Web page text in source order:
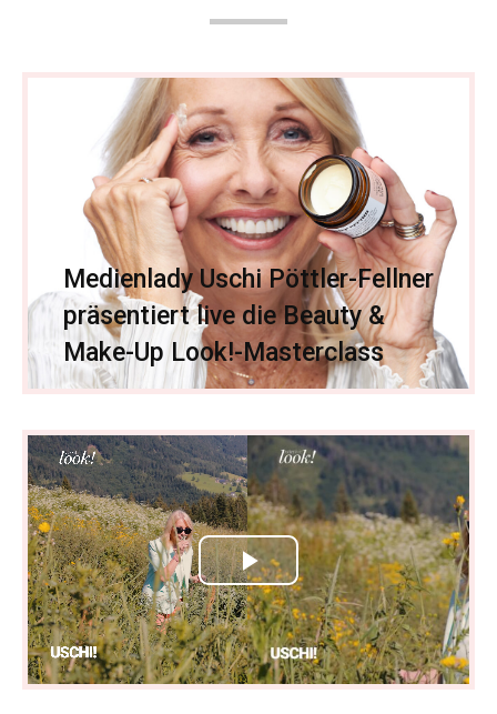
Medienlady Uschi Pöttler-Fellner
präsentiert live die Beauty &
Make-Up Look!-Masterclass